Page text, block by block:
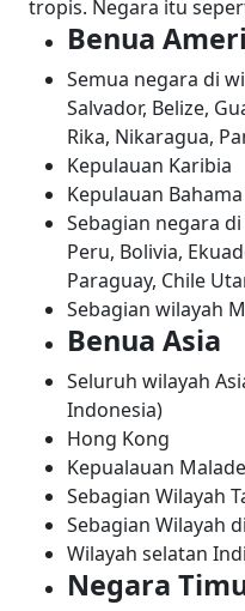
tropis. Negara itu
Benua
Semua negara di
Salvador, Belize,
Rika, Nikaragua,
Kepulauan Karibia
Kepulauan
Sebagian negara
Peru, Bolivia,
Paraguay, Chile
Sebagian wilayah
Benua Asia
Seluruh wilayah
Indonesia)
Hong Kong
Kepualauan
Sebagian Wilayah
Sebagian Wilayah
Wilayah selatan
Negara